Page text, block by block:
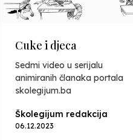
Cuke i djeca
Sedmi video u serijalu
animiranih članaka portala
skolegijum.ba
Školegijum redakcija
06.12.2023